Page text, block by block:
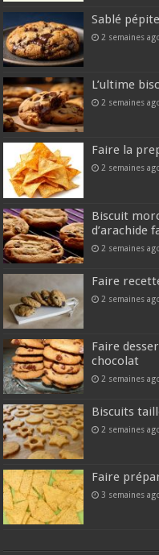
Sablé
2 semaines
L’ultime
2 semaines
Faire la
2 semaines
Biscuit
d’arachide
2 semaines
Faire
2 semaines
Faire
chocolat
2 semaines
Biscuits
2 semaines
Faire
3 semaines